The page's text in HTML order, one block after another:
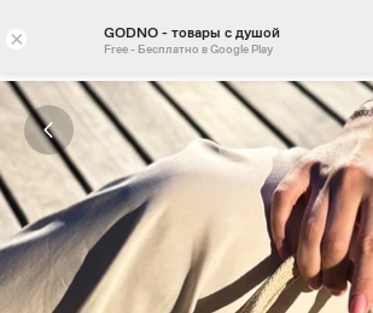
× GODNO - товары с душой
Free - Бесплатно в Google Play